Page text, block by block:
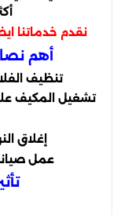
نقدم خدماتنا
أهم
تنظيف
تشغيل المكيف
إغلاق
عمل